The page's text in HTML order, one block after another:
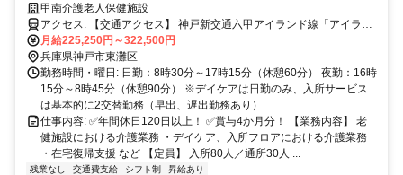
甲南介護老人保健施設
アクセス: 【交通アクセス】 神戸新交通六甲アイランド線「アイラン
ドセンター駅」より徒歩4分 （主要駅からのアクセス） JR「住吉
駅」から六甲ライナー乗車で約9分 阪神「魚崎駅」から六甲ライナー
乗車で約6分 ※「三ノ宮駅」や「大阪駅」からも30〜40分圏内で、毎
日の通勤もラクラクです！
月給225,250円～322,500円
兵庫県神戸市東灘区
勤務時間・曜日: 日勤：8時30分～17時15分（休憩60分） 夜勤：16時
15分～8時45分（休憩90分） ※デイケアは日勤のみ、入所サービス
は基本的に2交替勤務（早出、遅出勤務あり）
仕事内容: ✅年間休日120日以上！ ✅賞与4か月分！ 【業務内容】 老
健施設における介護業務 ・デイケア、入所フロアにおける介護業務
・在宅復帰支援 など 【定員】 入所80人／通所30人 ...
残業なし 交通費支給 シフト制 昇給あり